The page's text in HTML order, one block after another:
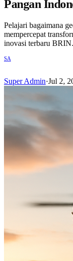
Pangan
Pelajari bagaimana
mempercepat
inovasi terbaru BRIN.
SA
Super Admin·Jul 2,